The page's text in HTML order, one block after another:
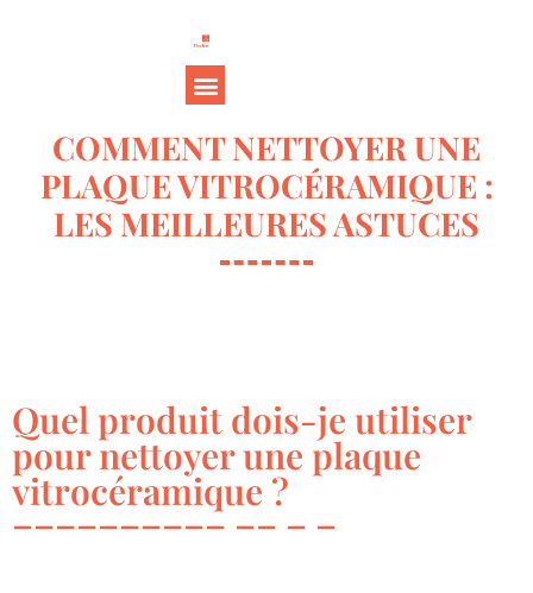
COMMENT NETTOYER UNE
PLAQUE VITROCÉRAMIQUE :
LES MEILLEURES ASTUCES
Quel produit dois-je utiliser
pour nettoyer une plaque
vitrocéramique ?